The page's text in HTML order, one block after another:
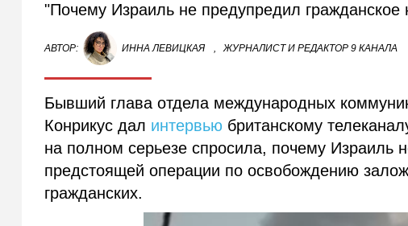
"Почему Израиль не предупредил
АВТОР: ИННА ЛЕВИЦКАЯ , ЖУРНАЛИСТ И РЕДАКТОР 9 КАНАЛА
Бывший глава отдела международных
Конрикус дал интервью британскому
на полном серьезе спросила, почему Израиль
предстоящей операции по освобождению
гражданских.